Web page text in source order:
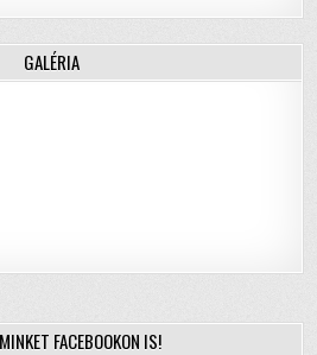
GALÉRIA
FACEBOOKON IS!